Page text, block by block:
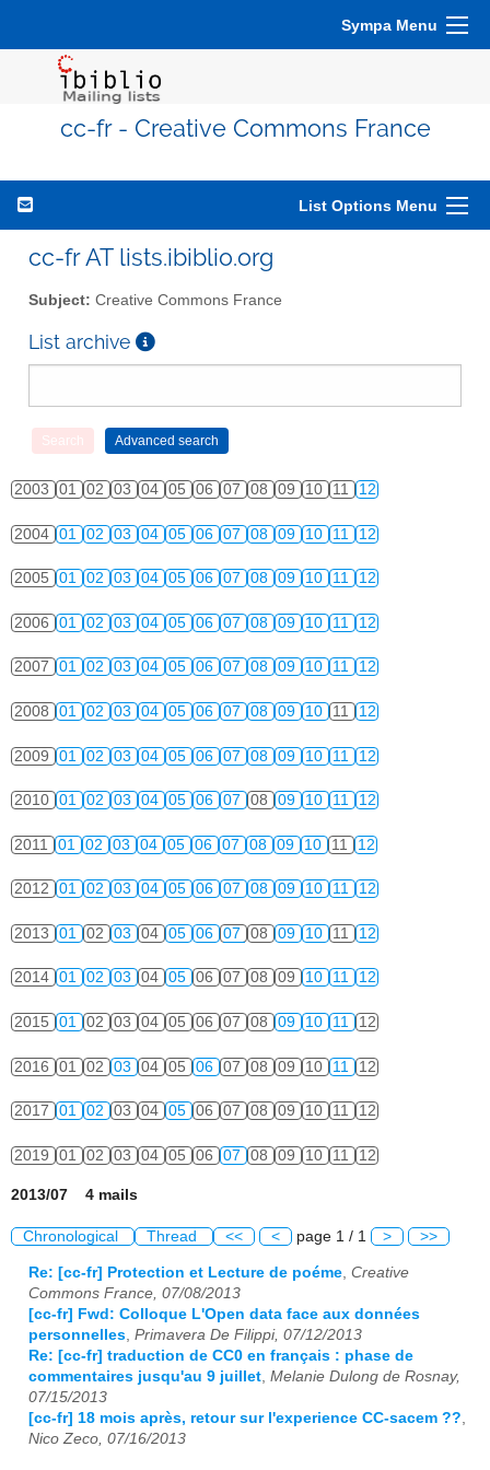
Sympa Menu
cc-fr - Creative Commons France
List Options Menu
cc-fr AT lists.ibiblio.org
Subject: Creative Commons France
List archive
2003 01 02 03 04 05 06 07 08 09 10 11 12
2004 01 02 03 04 05 06 07 08 09 10 11 12
2005 01 02 03 04 05 06 07 08 09 10 11 12
2006 01 02 03 04 05 06 07 08 09 10 11 12
2007 01 02 03 04 05 06 07 08 09 10 11 12
2008 01 02 03 04 05 06 07 08 09 10 11 12
2009 01 02 03 04 05 06 07 08 09 10 11 12
2010 01 02 03 04 05 06 07 08 09 10 11 12
2011 01 02 03 04 05 06 07 08 09 10 11 12
2012 01 02 03 04 05 06 07 08 09 10 11 12
2013 01 02 03 04 05 06 07 08 09 10 11 12
2014 01 02 03 04 05 06 07 08 09 10 11 12
2015 01 02 03 04 05 06 07 08 09 10 11 12
2016 01 02 03 04 05 06 07 08 09 10 11 12
2017 01 02 03 04 05 06 07 08 09 10 11 12
2019 01 02 03 04 05 06 07 08 09 10 11 12
2013/07 4 mails
Chronological Thread << < page 1 / 1 > >>
Re: [cc-fr] Protection et Lecture de poéme, Creative
Commons France, 07/08/2013
[cc-fr] Fwd: Colloque L'Open data face aux données
personnelles, Primavera De Filippi, 07/12/2013
Re: [cc-fr] traduction de CC0 en français : phase de
commentaires jusqu'au 9 juillet, Melanie Dulong de Rosnay,
07/15/2013
[cc-fr] 18 mois après, retour sur l'experience CC-sacem ??,
Nico Zeco, 07/16/2013